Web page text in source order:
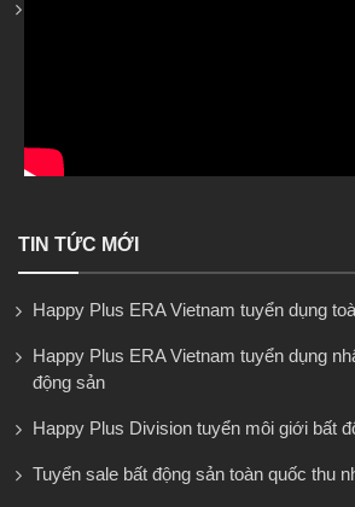
TIN TỨC MỚI
Happy Plus ERA Vietnam tuyển dụng
Happy Plus ERA Vietnam tuyển dụng
động sản
Happy Plus Division tuyển môi giới bất
Tuyển sale bất động sản toàn quốc thu